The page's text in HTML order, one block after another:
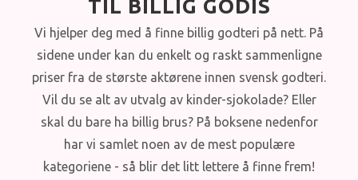
TIL BILLIG GODIS
Vi hjelper deg med å finne billig godteri på nett. På
sidene under kan du enkelt og raskt sammenligne
priser fra de største aktørene innen svensk godteri.
Vil du se alt av utvalg av kinder-sjokolade? Eller
skal du bare ha billig brus? På boksene nedenfor
har vi samlet noen av de mest populære
kategoriene - så blir det litt lettere å finne frem!